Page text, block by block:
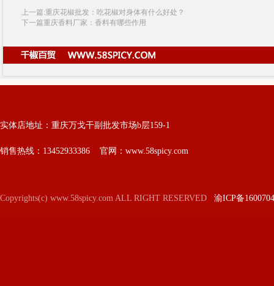
上一篇:重庆花椒批发：吃花椒对身体有什么好处？
下一篇重庆香料厂家：香料有哪些作用
实体店地址：重庆万戈干副批发市场b层159-1
销售热线：13452933386 官网：www.58spicy.com
Copyrights(c) www.58spicy.com ALL RIGHT RESERVED 渝ICP备